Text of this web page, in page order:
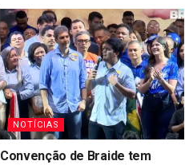
NOTÍCIAS
Convenção de Braide tem